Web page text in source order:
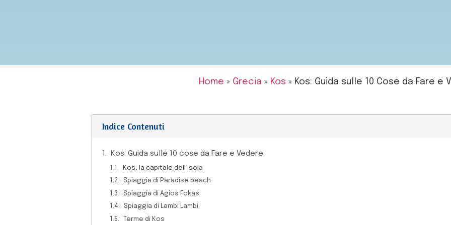
Home » Grecia » Kos » Kos: Guida sulle 10 Cose da Fare e
Indice Contenuti
Kos: Guida sulle 10 cose da Fare e Vedere
Kos, la capitale dell’isola
Spiaggia di Paradise beach
Spiaggia di Agios Fokas
Spiaggia di Lambi Lambi
Terme di Kos